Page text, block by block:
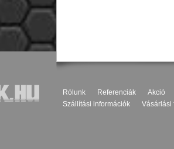
Rólunk Referenciák
Akció
Szállítási információk
Vásárlási